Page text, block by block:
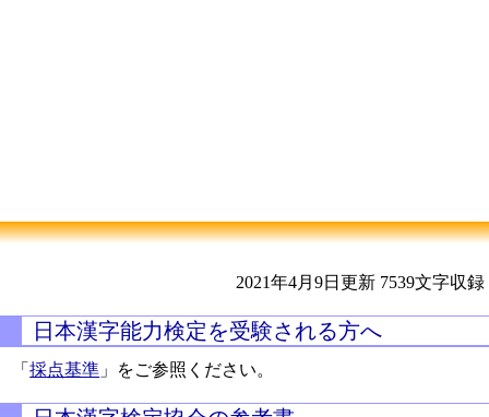
2021年4月9日更新 7539文字収録
日本漢字能力検定を受験される方へ
「採点基準 」をご参照ください。